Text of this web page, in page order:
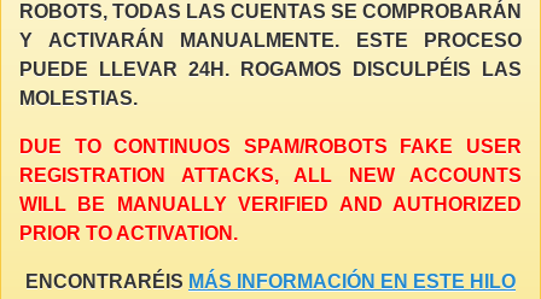
ROBOTS, TODAS LAS CUENTAS SE COMPROBARÁN
Y ACTIVARÁN MANUALMENTE. ESTE PROCESO
PUEDE LLEVAR 24H. ROGAMOS DISCULPÉIS LAS
MOLESTIAS.
DUE TO CONTINUOS SPAM/ROBOTS FAKE USER
REGISTRATION ATTACKS, ALL NEW ACCOUNTS
WILL BE MANUALLY VERIFIED AND AUTHORIZED
PRIOR TO ACTIVATION.
ENCONTRARÉIS MÁS INFORMACIÓN EN ESTE HILO